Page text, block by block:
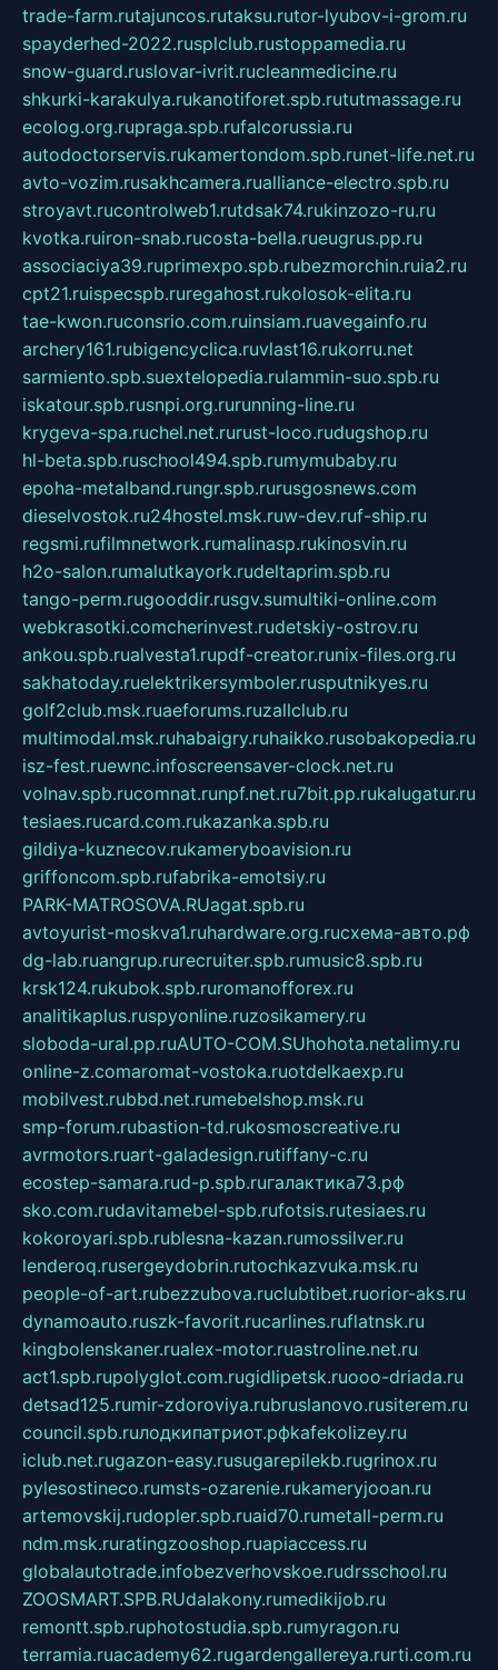
trade-farm.rutajuncos.rutaksu.rutor-lyubov-i-grom.ru
spayderhed-2022.rusplclub.rustoppamedia.ru
snow-guard.ruslovar-ivrit.rucleanmedicine.ru
shkurki-karakulya.rukanotiforet.spb.rututmassage.ru
ecolog.org.rupraga.spb.rufalcorussia.ru
autodoctorservis.rukamertondom.spb.runet-life.net.ru
avto-vozim.rusakhcamera.rualliance-electro.spb.ru
stroyavt.rucontrolweb1.rutdsak74.rukinzozo-ru.ru
kvotka.ruiron-snab.rucosta-bella.rueugrus.pp.ru
associaciya39.ruprimexpo.spb.rubezmorchin.ruia2.ru
cpt21.ruispecspb.ruregahost.rukolosok-elita.ru
tae-kwon.ruconsrio.com.ruinsiam.ruavegainfo.ru
archery161.rubigencyclica.ruvlast16.rukorru.net
sarmiento.spb.suextelopedia.rulammin-suo.spb.ru
iskatour.spb.rusnpi.org.rurunning-line.ru
krygeva-spa.ruchel.net.rurust-loco.rudugshop.ru
hl-beta.spb.ruschool494.spb.rumymubaby.ru
epoha-metalband.rungr.spb.rurusgosnews.com
dieselvostok.ru24hostel.msk.ruw-dev.ruf-ship.ru
regsmi.rufilmnetwork.rumalinasp.rukinosvin.ru
h2o-salon.rumalutkayork.rudeltaprim.spb.ru
tango-perm.rugooddir.rusgv.sumultiki-online.com
webkrasotki.comcherinvest.rudetskiy-ostrov.ru
ankou.spb.rualvesta1.rupdf-creator.runix-files.org.ru
sakhatoday.ruelektrikersymboler.rusputnikyes.ru
golf2club.msk.ruaeforums.ruzallclub.ru
multimodal.msk.ruhabaigry.ruhaikko.rusobakopedia.ru
isz-fest.ruewnc.infoscreensaver-clock.net.ru
volnav.spb.rucomnat.runpf.net.ru7bit.pp.rukalugatur.ru
tesiaes.rucard.com.rukazanka.spb.ru
gildiya-kuznecov.rukameryboavision.ru
griffoncom.spb.rufabrika-emotsiy.ru
PARK-MATROSOVA.RUagat.spb.ru
avtoyurist-moskva1.ruhardware.org.ruсхема-авто.рф
dg-lab.ruangrup.rurecruiter.spb.rumusic8.spb.ru
krsk124.rukubok.spb.ruromanofforex.ru
analitikaplus.ruspyonline.ruzosikamery.ru
sloboda-ural.pp.ruAUTO-COM.SUhohota.netalimy.ru
online-z.comaromat-vostoka.ruotdelkaexp.ru
mobilvest.rubbd.net.rumebelshop.msk.ru
smp-forum.rubastion-td.rukosmoscreative.ru
avrmotors.ruart-galadesign.rutiffany-c.ru
ecostep-samara.rud-p.spb.ruгалактика73.рф
sko.com.rudavitamebel-spb.rufotsis.rutesiaes.ru
kokoroyari.spb.rublesna-kazan.rumossilver.ru
lenderoq.rusergeydobrin.rutochkazvuka.msk.ru
people-of-art.rubezzubova.ruclubtibet.ruorior-aks.ru
dynamoauto.ruszk-favorit.rucarlines.ruflatnsk.ru
kingbolenskaner.rualex-motor.ruastroline.net.ru
act1.spb.rupolyglot.com.rugidlipetsk.ruooo-driada.ru
detsad125.rumir-zdoroviya.rubruslanovo.rusiterem.ru
council.spb.ruлодкипатриот.рфkafekolizey.ru
iclub.net.rugazon-easy.rusugarepilekb.rugrinox.ru
pylesostineco.rumsts-ozarenie.rukameryjooan.ru
artemovskij.rudopler.spb.ruaid70.rumetall-perm.ru
ndm.msk.ruratingzooshop.ruapiaccess.ru
globalautotrade.infobezverhovskoe.rudrsschool.ru
ZOOSMART.SPB.RUdalakony.rumedikijob.ru
remontt.spb.ruphotostudia.spb.rumyragon.ru
terramia.ruacademy62.rugardengallereya.rurti.com.ru